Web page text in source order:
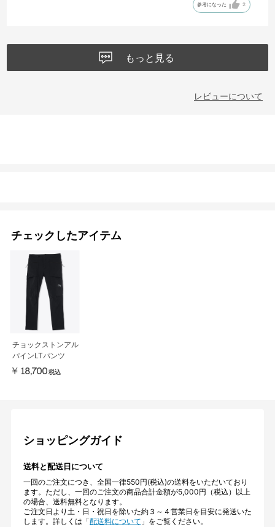
参考になった 2
もっと見る
レビューについて
チェックしたアイテム
チョックストンアル
パインLTパンツ
￥18,700 税込
ショッピングガイド
送料と配送日について
一回のご注文につき、全国一律550円(税込)の送料をいただいており
ます。ただし、一回のご注文の商品合計金額が5,000円（税込）以上
の場合、送料無料となります。
ご注文日より土・日・祝日を除いた約３～４営業日を目安に発送いた
します。詳しくは「配送料について 」をご覧ください。